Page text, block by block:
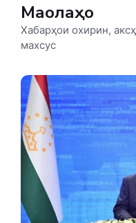
Мақолаҳо
Хабарҳои охирин,
махсус